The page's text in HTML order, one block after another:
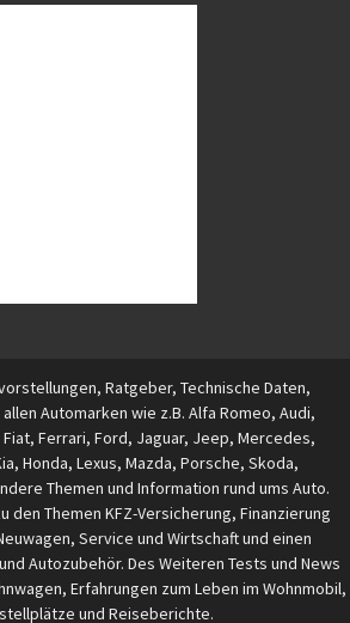
Ratgeber, Technische Daten,
Automarken wie z.B. Alfa Romeo, Audi,
Ferrari, Ford, Jaguar, Jeep, Mercedes,
Honda, Lexus, Mazda, Porsche, Skoda,
Themen und Information rund ums Auto.
den Themen KFZ-Versicherung, Finanzierung
Service und Wirtschaft und einen
Autozubehör. Des Weiteren Tests und News
Erfahrungen zum Leben im Wohnmobil,
und Reiseberichte.